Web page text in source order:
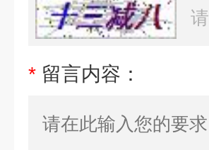
* 留言内容：